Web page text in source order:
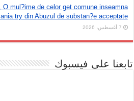
mul?ime de celor get comune inseamna
try din Abuzul de substan?e acceptate
7 أغسطس، 2026
تابعنا على فيسبوك